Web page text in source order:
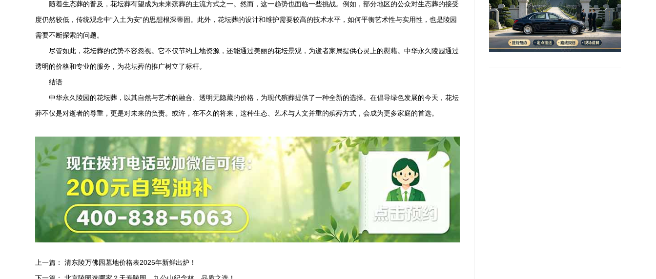
随着生态葬的普及，花坛葬有望成为未来殡葬的主流方式之一。然而，这一趋势也面临一些挑战。例如，部分地区的公众对生态葬的接受
度仍然较低，传统观念中“入土为安”的思想根深蒂固。此外，花坛葬的设计和维护需要较高的技术水平，如何平衡艺术性与实用性，也是陵园
需要不断探索的问题。
尽管如此，花坛葬的优势不容忽视。它不仅节约土地资源，还能通过美丽的花坛景观，为逝者家属提供心灵上的慰藉。 中华永久陵园通过
透明的价格和专业的服务，为花坛葬的推广树立了标杆。
结语
中华永久陵园的花坛葬，以其自然与艺术的融合、透明无隐藏的价格，为现代殡葬提供了一种全新的选择。在倡导绿色发展的今天，花坛
葬不仅是对逝者的尊重，更是对未来的负责。或许，在不久的将来，这种生态、艺术与人文并重的殡葬方式，会成为更多家庭的首选。
上一篇： 清东陵万佛园墓地价格表2025年新鲜出炉！
者、寄托哀